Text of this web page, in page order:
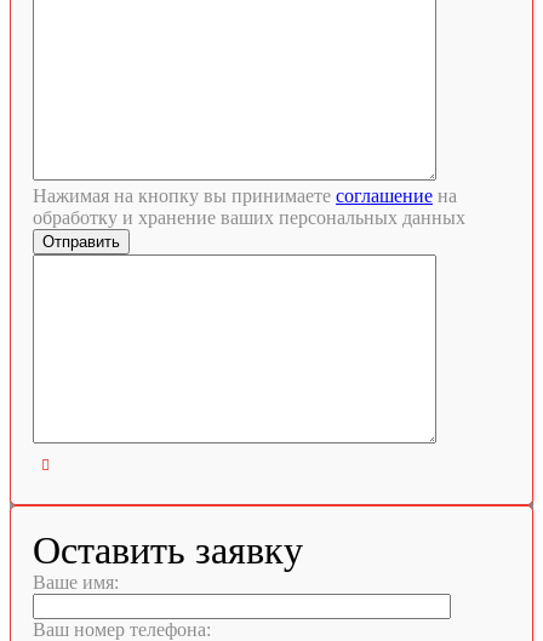
Нажимая на кнопку вы принимаете соглашение на
обработку и хранение ваших персональных данных

Оставить заявку
Ваше имя:
Ваш номер телефона: